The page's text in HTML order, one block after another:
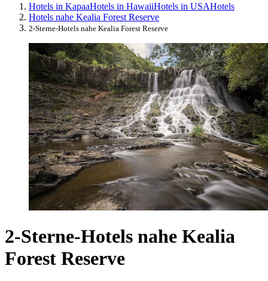
Hotels in KapaaHotels in HawaiiHotels in USAHotels
Hotels nahe Kealia Forest Reserve
2-Sterne-Hotels nahe Kealia Forest Reserve
2-Sterne-Hotels nahe Kealia
Forest Reserve